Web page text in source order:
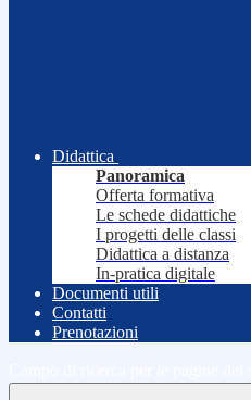
Didattica
Panoramica
Offerta formativa
Le schede didattiche
I progetti delle classi
Didattica a distanza
In-pratica digitale
Documenti utili
Contatti
Prenotazioni